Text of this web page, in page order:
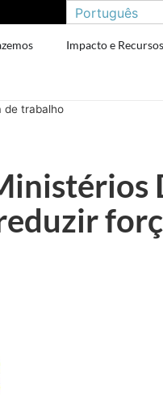
Português
Impacto e Recursos
de trabalho